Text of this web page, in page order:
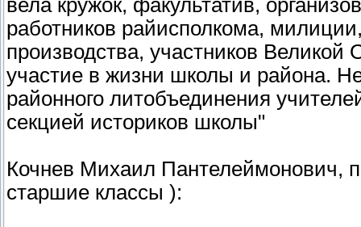
вела кружок, факультатив,
работников райисполкома,
производства, участников
участие в жизни школы и района.
районного литобъединения
секцией историков школы"
Кочнев Михаил Пантелеймонович,
старшие классы ):